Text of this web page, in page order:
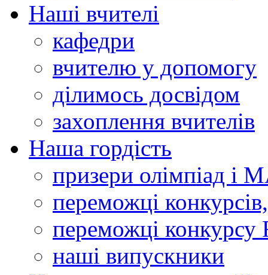
Наші вчителі
кафедри
вчителю у допомогу
ділимось досвідом
захоплення вчителів
Наша гордість
призери олімпіад і
переможці
переможці конкурсу
наші випускники